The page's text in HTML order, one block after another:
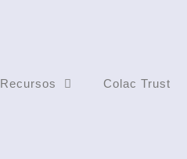
Recursos Colac Trust